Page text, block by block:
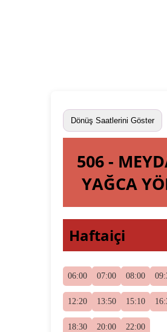
Dönüş Saatlerini Göster
506 -
YAĞCA
Haftaiçi
06:00 07:00 08:00
12:20 13:50 15:10
18:30 20:00 22:00